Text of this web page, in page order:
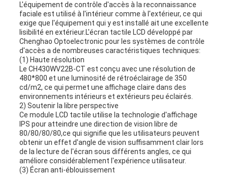
L'équipement de contrôle d'accès à la reconnaissance
faciale est utilisé à l'intérieur comme à l'extérieur, ce qui
exige que l'équipement qui y est installé ait une excellente
lisibilité en extérieur.L'écran tactile LCD développé par
Chenghao Optoelectronic pour les systèmes de contrôle
d'accès a de nombreuses caractéristiques techniques:
(1) Haute résolution
Le CH430WV22B-CT est conçu avec une résolution de
480*800 et une luminosité de rétroéclairage de 350
cd/m2, ce qui permet une affichage claire dans des
environnements intérieurs et extérieurs peu éclairés.
2) Soutenir la libre perspective
Ce module LCD tactile utilise la technologie d'affichage
IPS pour atteindre une direction de vision libre de
80/80/80/80,ce qui signifie que les utilisateurs peuvent
obtenir un effet d'angle de vision suffisamment clair lors
de la lecture de l'écran sous différents angles, ce qui
améliore considérablement l'expérience utilisateur.
(3) Écran anti-éblouissement